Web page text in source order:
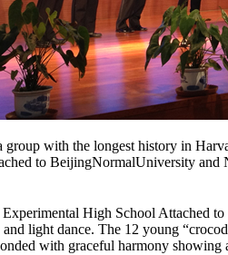
with the longest history in
to BeijingNormalUniversity and
High School Attached
light dance. The 12 young
with graceful harmony showing